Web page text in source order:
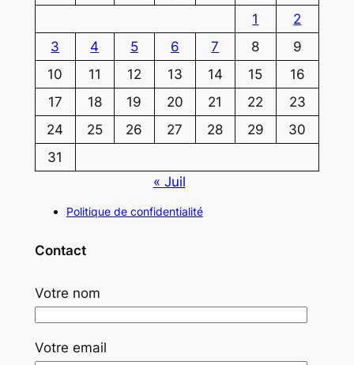
1
2
3
4 5 6 7 8
9
10
11 12 13 14 15
16
17
18 19 20 21 22
23
24
25 26 27 28 29
30
31
« Juil
Politique de confidentialité
Contact
Votre nom
Votre email